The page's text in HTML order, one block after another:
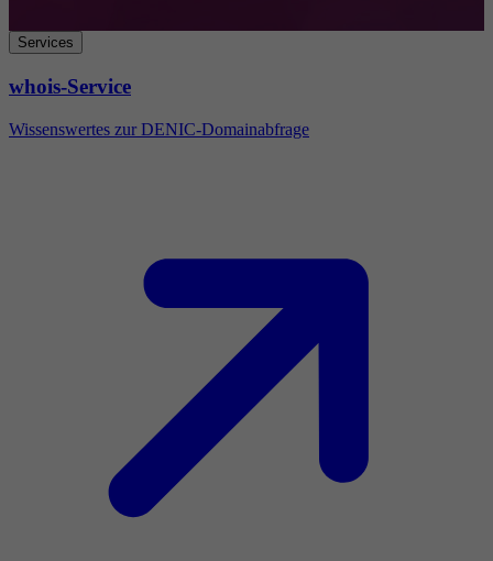
Services
whois-Service
Wissenswertes zur DENIC-Domainabfrage